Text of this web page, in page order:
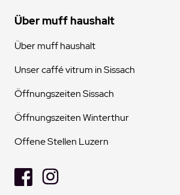
Über muff haushalt
Über muff haushalt
Unser caffé vitrum in Sissach
Öffnungszeiten Sissach
Öffnungszeiten Winterthur
Offene Stellen Luzern